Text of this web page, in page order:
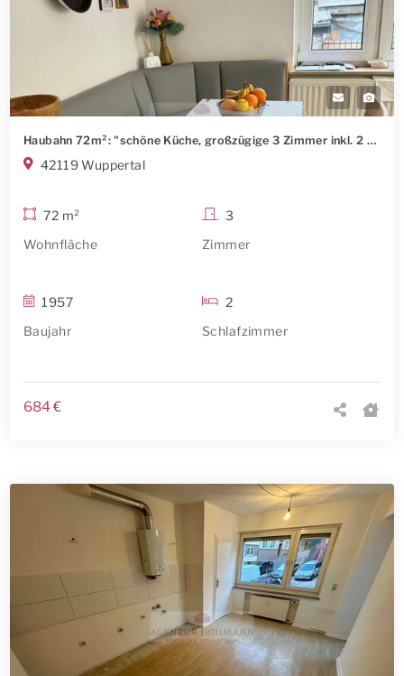
Haubahn 72m²: "schöne Küche, großzügige 3 Zimmer inkl. 2 Balkonen"
42119 Wuppertal
72 m²
Wohnfläche
3
Zimmer
1957
Baujahr
2
Schlafzimmer
684 €